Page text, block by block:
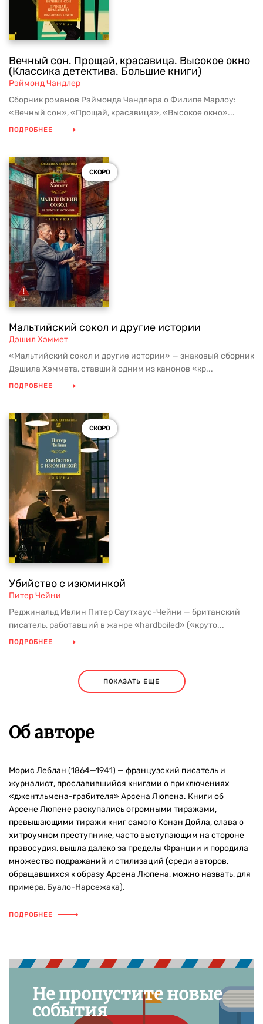
Вечный сон. Прощай, красавица. Высокое окно
(Классика детектива. Большие книги)
Рэймонд Чандлер
Сборник романов Рэймонда Чандлера о Филипе Марлоу:
«Вечный сон», «Прощай, красавица», «Высокое окно»...
ПОДРОБНЕЕ
СКОРО
Мальтийский сокол и другие истории
Дэшил Хэммет
«Мальтийский сокол и другие истории» — знаковый сборник
Дэшила Хэммета, ставший одним из канонов «кр...
ПОДРОБНЕЕ
СКОРО
Убийство с изюминкой
Питер Чейни
Реджинальд Ивлин Питер Саутхаус-Чейни — британский
писатель, работавший в жанре «hardboiled» («круто...
ПОДРОБНЕЕ
ПОКАЗАТЬ ЕЩЕ
Об авторе
Морис Леблан (1864—1941) — французский писатель и
журналист, прославившийся книгами о приключениях
«джентльмена-грабителя» Арсена Люпена. Книги об
Арсене Люпене раскупались огромными тиражами,
превышающими тиражи книг самого Конан Дойла, слава о
хитроумном преступнике, часто выступающим на стороне
правосудия, вышла далеко за пределы Франции и породила
множество подражаний и стилизаций (среди авторов,
обращавшихся к образу Арсена Люпена, можно назвать, для
примера, Буало-Нарсежака).
ПОДРОБНЕЕ
Не пропустите новые
события